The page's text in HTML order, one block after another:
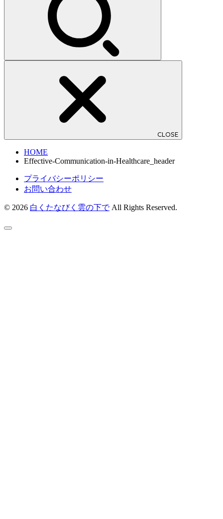
CLOSE
HOME
Effective-Communication-in-Healthcare_header
プライバシーポリシー
お問い合わせ
© 2026 白くたなびく雲の下でAll Rights Reserved.